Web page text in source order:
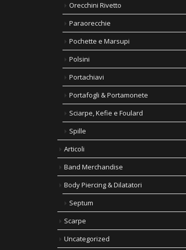
Orecchini Rivetto
Paraorecchie
Pochette e Marsupi
Polsini
Portachiavi
Portafogli & Portamonete
Sciarpe, Kefie e Foulard
Spille
Articoli
Band Merchandise
Body Piercing & Dilatatori
Septum
Scarpe
Uncategorized